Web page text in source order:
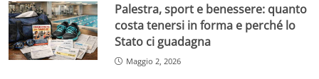
Palestra, sport e benessere: quanto
costa tenersi in forma e perché lo
Stato ci guadagna
Maggio 2, 2026